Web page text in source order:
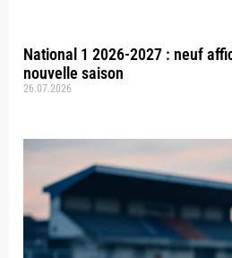
National 1 2026-2027 : neuf
nouvelle saison
26.07.2026